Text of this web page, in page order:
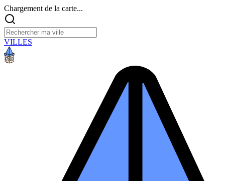
Chargement de la carte...
VILLES